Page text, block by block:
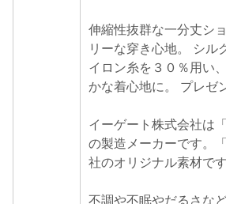
伸縮性抜群な一分丈シ
リーな穿き心地。 シル
イロン糸を３０％用い
かな着心地に。 プレゼ
イーゲート株式会社は
の製造メーカーです。
社のオリジナル素材です
不調や不眠やだるさな